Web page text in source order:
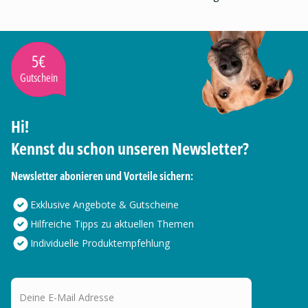
5€
Gutschein
Hi!
Kennst du schon unseren Newsletter?
Newsletter abonieren und Vorteile sichern:
Exklusive Angebote & Gutscheine
Hilfreiche Tipps zu aktuellen Themen
Individuelle Produktempfehlung
Deine E-Mail Adresse